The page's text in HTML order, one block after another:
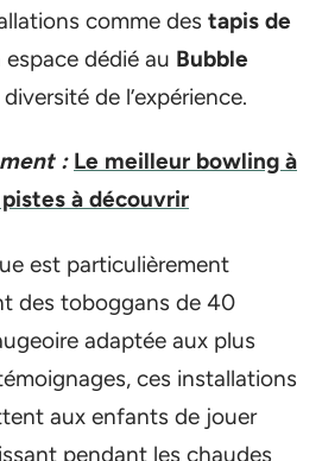
comme des tapis de
espace dédié au Bubble
de l’expérience.
: Le meilleur bowling à
à découvrir
est particulièrement
des toboggans de 40
adaptée aux plus
ces installations
aux enfants de jouer
pendant les chaudes